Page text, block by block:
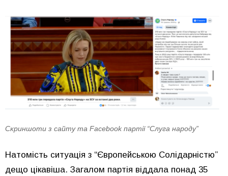
Скриншоти з сайту та Facebook партії “Слуга народу”
Натомість ситуація з “Європейською Солідарністю”
дещо цікавіша. Загалом партія віддала понад 35